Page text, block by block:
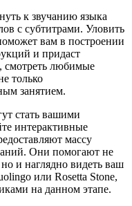
к звучанию языка
с субтитрами. Уловить
вам в построении
и придаст
смотреть любимые
только
занятием.
стать вашими
интерактивные
массу
Они помогают не
и наглядно видеть ваш
или Rosetta Stone,
на данном этапе.